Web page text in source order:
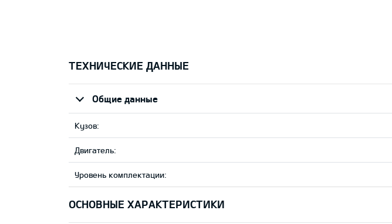
ТЕХНИЧЕСКИЕ ДАННЫЕ
Общие данные
Кузов:
Двигатель:
Уровень комплектации:
ОСНОВНЫЕ ХАРАКТЕРИСТИКИ